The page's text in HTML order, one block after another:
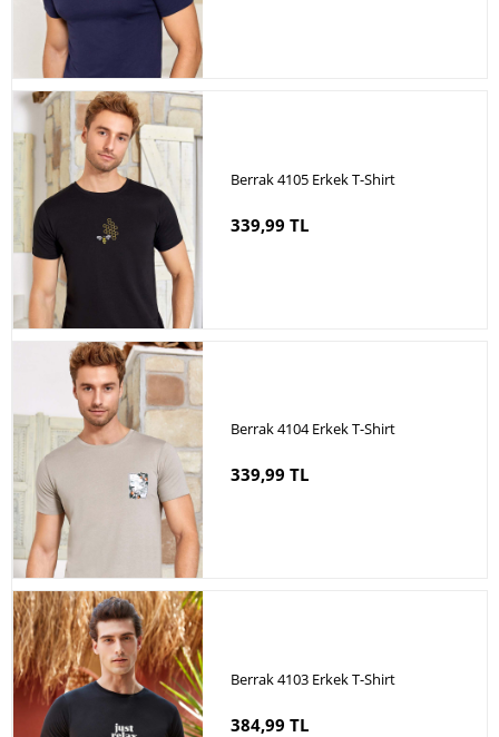
Berrak 4105 Erkek T-Shirt
339,99 TL
Berrak 4104 Erkek T-Shirt
339,99 TL
Berrak 4103 Erkek T-Shirt
384,99 TL